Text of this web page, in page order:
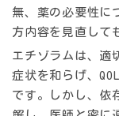
無、薬の必要性に
方内容を見直して
エチゾラムは、適
症状を和らげ、
です。しかし、依